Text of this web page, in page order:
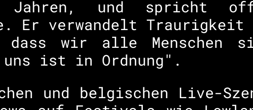
und spricht
Er verwandelt Traurigkeit
dass wir alle Menschen
uns ist in Ordnung".
und belgischen Live-